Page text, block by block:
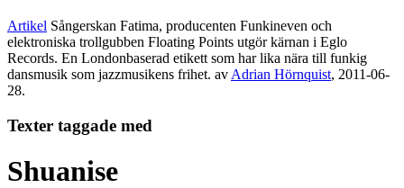
Artikel Sångerskan Fatima, producenten Funkineven och
elektroniska trollgubben Floating Points utgör kärnan i Eglo
Records. En Londonbaserad etikett som har lika nära till funkig
dansmusik som jazzmusikens frihet. av Adrian Hörnquist, 2011-06-
28.
Texter taggade med
Shuanise